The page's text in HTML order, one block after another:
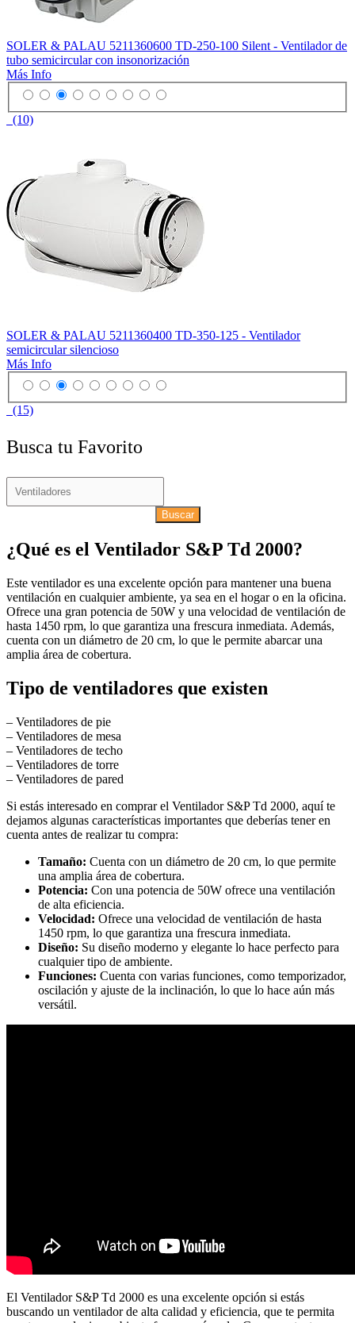
SOLER & PALAU 5211360600 TD-250-100 Silent - Ventilador de
tubo semicircular con insonorización
Más Info
(10)
SOLER & PALAU 5211360400 TD-350-125 - Ventilador
semicircular silencioso
Más Info
(15)
Busca tu Favorito
Buscar
¿Qué es el Ventilador S&P Td 2000?
Este ventilador es una excelente opción para mantener una buena
ventilación en cualquier ambiente, ya sea en el hogar o en la oficina.
Ofrece una gran potencia de 50W y una velocidad de ventilación de
hasta 1450 rpm, lo que garantiza una frescura inmediata. Además,
cuenta con un diámetro de 20 cm, lo que le permite abarcar una
amplia área de cobertura.
Tipo de ventiladores que existen
– Ventiladores de pie
– Ventiladores de mesa
– Ventiladores de techo
– Ventiladores de torre
– Ventiladores de pared
Si estás interesado en comprar el Ventilador S&P Td 2000, aquí te
dejamos algunas características importantes que deberías tener en
cuenta antes de realizar tu compra:
Tamaño: Cuenta con un diámetro de 20 cm, lo que permite
una amplia área de cobertura.
Potencia: Con una potencia de 50W ofrece una ventilación
de alta eficiencia.
Velocidad: Ofrece una velocidad de ventilación de hasta
1450 rpm, lo que garantiza una frescura inmediata.
Diseño: Su diseño moderno y elegante lo hace perfecto para
cualquier tipo de ambiente.
Funciones: Cuenta con varias funciones, como temporizador,
oscilación y ajuste de la inclinación, lo que lo hace aún más
versátil.
El Ventilador S&P Td 2000 es una excelente opción si estás
buscando un ventilador de alta calidad y eficiencia, que te permita